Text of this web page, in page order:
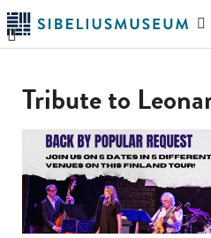
Siirry
pääsisältöön
Hae
Tribute to